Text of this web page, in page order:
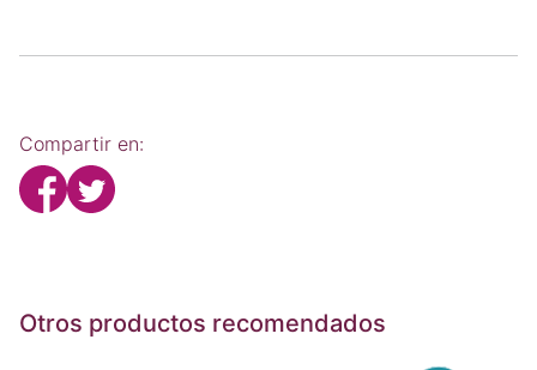
Compartir en:
Otros productos recomendados